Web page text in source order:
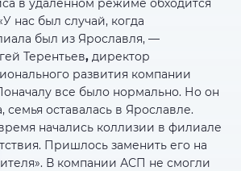
в удаленном режиме обходится
нас был случай, когда
был из Ярославля, —
Терентьев, директор
развития компании
все было нормально. Но он
семья оставалась в Ярославле.
начались коллизии в филиале
Пришлось заменить его на
В компании АСП не смогли